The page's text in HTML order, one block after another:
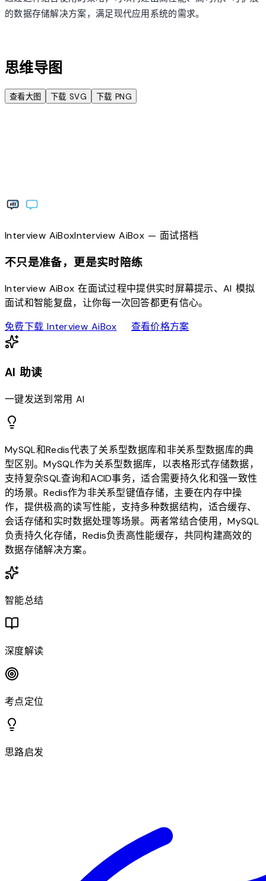
的数据存储解决方案，满足现代应用系统的需求。
思维导图
查看大图 下载 SVG 下载 PNG
Interview AiBoxInterviewAiBox— 面试搭档
不只是准备，更是实时陪练
Interview AiBox 在面试过程中提供实时屏幕提示、AI 模拟
面试和智能复盘，让你每一次回答都更有信心。
免费下载 Interview AiBoxdownload查看价格方案sell
AI 助读
一键发送到常用 AI
MySQL和Redis代表了关系型数据库和非关系型数据库的典
型区别。MySQL作为关系型数据库，以表格形式存储数据，
支持复杂SQL查询和ACID事务，适合需要持久化和强一致性
的场景。Redis作为非关系型键值存储，主要在内存中操
作，提供极高的读写性能，支持多种数据结构，适合缓存、
会话存储和实时数据处理等场景。两者常结合使用，MySQL
负责持久化存储，Redis负责高性能缓存，共同构建高效的
数据存储解决方案。
智能总结
深度解读
考点定位
思路启发